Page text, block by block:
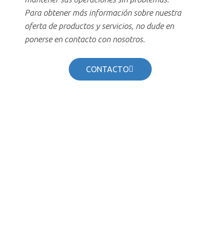
Para obtener más información sobre nuestra
oferta de productos y servicios, no dude en
ponerse en contacto con nosotros.
CONTACTO